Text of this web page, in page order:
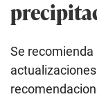
Se